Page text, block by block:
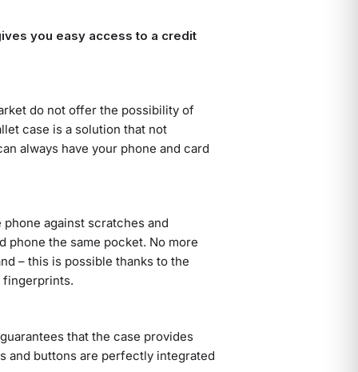
you easy access to a credit
do not offer the possibility of
case is a solution that not
always have your phone and card
against scratches and
phone the same pocket. No more
– this is possible thanks to the
fingerprints.
that the case provides
and buttons are perfectly integrated